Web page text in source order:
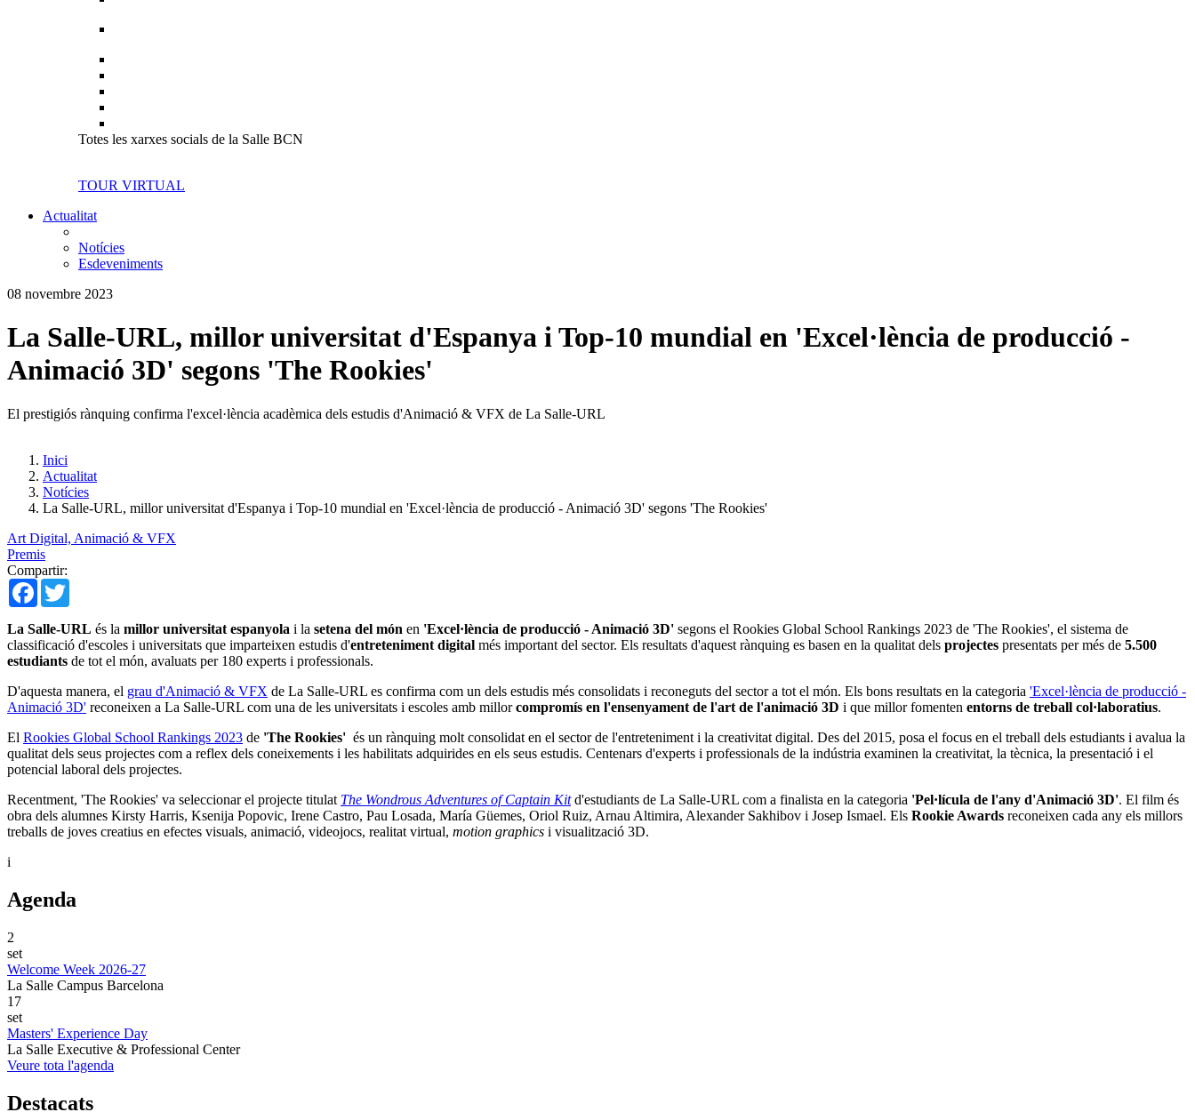
Totes les xarxes socials de la Salle BCN
TOUR VIRTUAL
Actualitat
Notícies
Esdeveniments
08 novembre 2023
La Salle-URL, millor universitat d'Espanya i Top-10 mundial en 'Excel·lència de producció -
Animació 3D' segons 'The Rookies'
El prestigiós rànquing confirma l'excel·lència acadèmica dels estudis d'Animació & VFX de La Salle-URL
Inici
Actualitat
Notícies
La Salle-URL, millor universitat d'Espanya i Top-10 mundial en 'Excel·lència de producció - Animació 3D' segons 'The Rookies'
Art Digital, Animació & VFX
Premis
Compartir:
Facebook
La Salle-URL és la millor universitat espanyola i la setena del món en 'Excel·lència de producció - Animació 3D' segons el Rookies Global School Rankings 2023 de 'The Rookies', el sistema de
classificació d'escoles i universitats que imparteixen estudis d'entreteniment digital més important del sector. Els resultats d'aquest rànquing es basen en la qualitat dels projectes presentats per més de 5.500
estudiants de tot el món, avaluats per 180 experts i professionals.
D'aquesta manera, el grau d'Animació & VFX de La Salle-URL es confirma com un dels estudis més consolidats i reconeguts del sector a tot el món. Els bons resultats en la categoria 'Excel·lència de producció -
Animació 3D' reconeixen a La Salle-URL com una de les universitats i escoles amb millorcompromís en l'ensenyament de l'art de l'animació 3D i que millor fomenten entorns de treball col·laboratius.
El Rookies Global School Rankings 2023 de 'The Rookies' és un rànquing molt consolidat en el sector de l'entreteniment i la creativitat digital. Des del 2015, posa el focus en el treball dels estudiants i avalua la
qualitat dels seus projectes com a reflex dels coneixements i les habilitats adquirides en els seus estudis. Centenars d'experts i professionals de la indústria examinen la creativitat, la tècnica, la presentació i el
potencial laboral dels projectes.
Recentment, 'The Rookies' va seleccionar el projecte titulat The Wondrous Adventures of Captain Kitd'estudiants de La Salle-URL com a finalista en la categoria 'Pel·lícula de l'any d'Animació 3D'. El film és
obra dels alumnes Kirsty Harris, Ksenija Popovic, Irene Castro, Pau Losada, María Güemes, Oriol Ruiz, Arnau Altimira, Alexander Sakhibov i Josep Ismael. Els Rookie Awards reconeixen cada any els millors
treballs de joves creatius en efectes visuals, animació, videojocs, realitat virtual, motion graphics i visualització 3D.
i
Agenda
2
set
Welcome Week 2026-27
La Salle Campus Barcelona
17
set
Masters' Experience Day
La Salle Executive & Professional Center
Veure tota l'agenda
Destacats